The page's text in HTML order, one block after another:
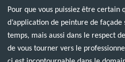
Pour que vous puissiez être certain
d’application de peinture de façade
temps, mais aussi dans le respect
de vous tourner vers le